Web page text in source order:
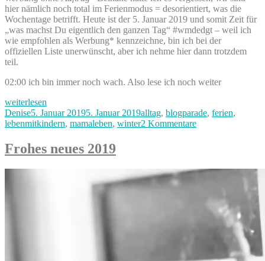
hier nämlich noch total im Ferienmodus = desorientiert, was die
Wochentage betrifft. Heute ist der 5. Januar 2019 und somit Zeit für
„was machst Du eigentlich den ganzen Tag“ #wmdedgt – weil ich
wie empfohlen als Werbung* kennzeichne, bin ich bei der
offiziellen Liste unerwünscht, aber ich nehme hier dann trotzdem
teil.
02:00 ich bin immer noch wach. Also lese ich noch weiter
„Was
machst
Du
den
ganzen
weiterlesen
Autor
DeniseVeröffentlicht
am
5. Januar 20195. Januar 2019Kategorien
alltag, blogparade, ferien,
lebenmitkindern, mamaleben, winter2 Kommentarezu
WMDEDGT
Januar
Frohes neues 2019